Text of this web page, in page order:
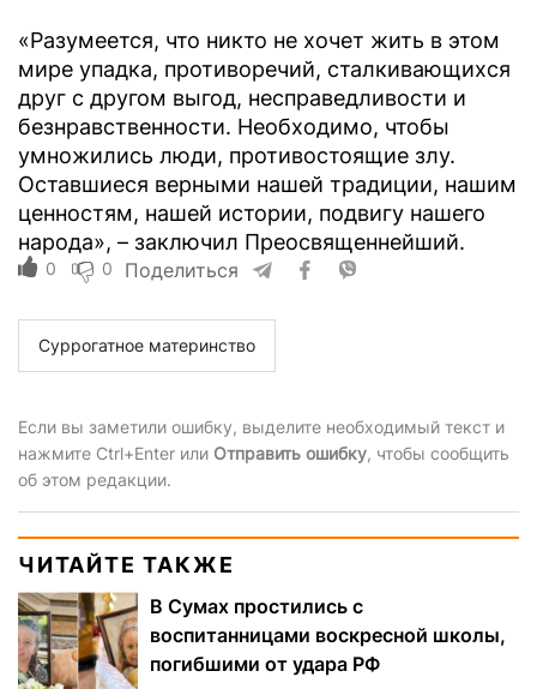
«Разумеется, что никто не хочет жить в этом
мире упадка, противоречий, сталкивающихся
друг с другом выгод, несправедливости и
безнравственности. Необходимо, чтобы
умножились люди, противостоящие злу.
Оставшиеся верными нашей традиции, нашим
ценностям, нашей истории, подвигу нашего
народа», – заключил Преосвященнейший.
0 0 Поделиться
Суррогатное материнство
Если вы заметили ошибку, выделите необходимый текст и
нажмите Ctrl+Enter или Отправить ошибку, чтобы сообщить
об этом редакции.
ЧИТАЙТЕ ТАКЖЕ
В Сумах простились с
воспитанницами воскресной школы,
погибшими от удара РФ